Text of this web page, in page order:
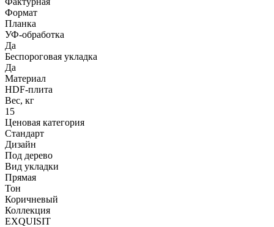
Формат
Планка
УФ-обработка
Да
Беспороговая укладка
Да
Материал
HDF-плита
Вес, кг
15
Ценовая категория
Стандарт
Дизайн
Под дерево
Вид укладки
Прямая
Тон
Коричневый
Коллекция
EXQUISIT